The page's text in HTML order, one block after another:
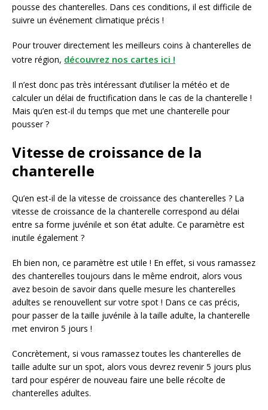
pousse des chanterelles. Dans ces conditions, il est difficile de
suivre un événement climatique précis !
Pour trouver directement les meilleurs coins à chanterelles de
votre région, découvrez nos cartes ici !
Il n’est donc pas très intéressant d’utiliser la météo et de
calculer un délai de fructification dans le cas de la chanterelle !
Mais qu’en est-il du temps que met une chanterelle pour
pousser ?
Vitesse de croissance de la
chanterelle
Qu’en est-il de la vitesse de croissance des chanterelles ? La
vitesse de croissance de la chanterelle correspond au délai
entre sa forme juvénile et son état adulte. Ce paramètre est
inutile également ?
Eh bien non, ce paramètre est utile ! En effet, si vous ramassez
des chanterelles toujours dans le même endroit, alors vous
avez besoin de savoir dans quelle mesure les chanterelles
adultes se renouvellent sur votre spot ! Dans ce cas précis,
pour passer de la taille juvénile à la taille adulte, la chanterelle
met environ 5 jours !
Concrètement, si vous ramassez toutes les chanterelles de
taille adulte sur un spot, alors vous devrez revenir 5 jours plus
tard pour espérer de nouveau faire une belle récolte de
chanterelles adultes.